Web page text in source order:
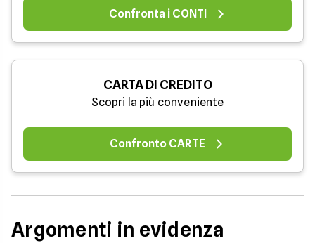
Confronta i CONTI
CARTA DI CREDITO
Scopri la più conveniente
Confronto CARTE
Argomenti in evidenza